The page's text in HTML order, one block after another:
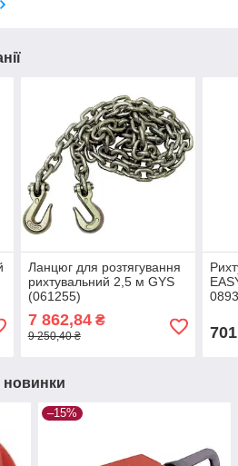
Ланцюг для розтягування
рихтувальний 2,5 м GYS
(061255)
7 862,84₴
9 250,40 ₴
новинки
–15%